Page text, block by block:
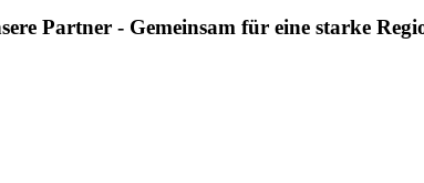
Partner - Gemeinsam für eine starke